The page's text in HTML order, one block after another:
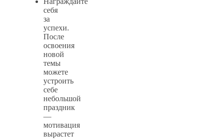
себя
за
успехи.
После
освоения
новой
темы
можете
устроить
себе
небольшой
праздник
—
мотивация
вырастет